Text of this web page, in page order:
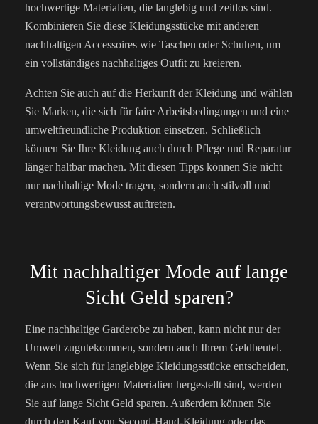
hochwertige Materialien, die langlebig und zeitlos sind.
Kombinieren Sie diese Kleidungsstücke mit anderen
nachhaltigen Accessoires wie Taschen oder Schuhen, um
ein vollständiges nachhaltiges Outfit zu kreieren.
Achten Sie auch auf die Herkunft der Kleidung und wählen
Sie Marken, die sich für faire Arbeitsbedingungen und eine
umweltfreundliche Produktion einsetzen. Schließlich
können Sie Ihre Kleidung auch durch Pflege und Reparatur
länger haltbar machen. Mit diesen Tipps können Sie nicht
nur nachhaltige Mode tragen, sondern auch stilvoll und
verantwortungsbewusst auftreten.
Mit nachhaltiger Mode auf lange
Sicht Geld sparen?
Eine nachhaltige Garderobe zu haben, kann nicht nur der
Umwelt zugutekommen, sondern auch Ihrem Geldbeutel.
Wenn Sie sich für langlebige Kleidungsstücke entscheiden,
die aus hochwertigen Materialien hergestellt sind, werden
Sie auf lange Sicht Geld sparen. Außerdem können Sie
durch den Kauf von Second-Hand-Kleidung oder das